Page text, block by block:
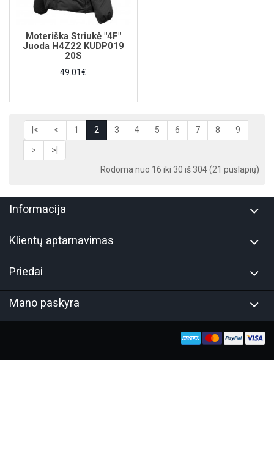
Moteriška Striukė "4F"
Juoda H4Z22 KUDP019
20S
49.01€
|< < 1 2 3 4 5 6 7 8 9
>
>|
Rodoma nuo 16 iki 30 iš 304 (21 puslapių)
Informacija
Klientų aptarnavimas
Priedai
Mano paskyra